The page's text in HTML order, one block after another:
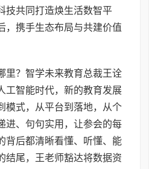
技共同打造焕生活数智平
，携手生态布局与共建价值
里？智学未来教育总裁王诠
工智能时代，新的教育发展
模式，从平台到落地，从个
进、句句实用，让参会的每
背后都清晰看懂、听懂、能
结尾，王老师豁达将数据资